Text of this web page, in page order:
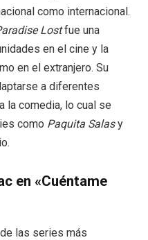
como internacional.
Lostfue una
en el cine y la
en el extranjero. Su
a diferentes
la comedia, lo cual se
como Paquita Salasy
en «Cuéntame
las series más